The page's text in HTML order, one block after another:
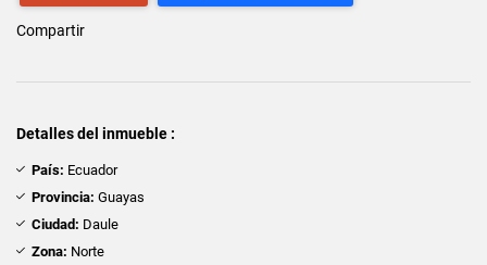
Compartir
Detalles del inmueble :
País: Ecuador
Provincia: Guayas
Ciudad: Daule
Zona: Norte